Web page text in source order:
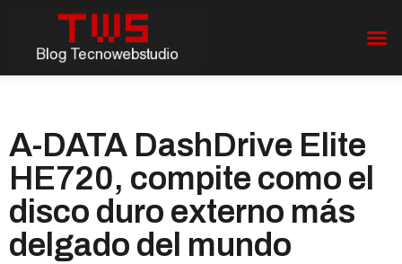
A-DATA DashDrive Elite
HE720, compite como el
disco duro externo más
delgado del mundo